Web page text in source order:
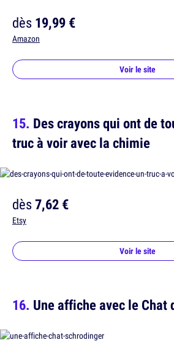
dès19,99 €
Amazon
Voir le site
Des crayons qui ont de
truc à voir avec la chimie
dès7,62 €
Etsy
Voir le site
Une affiche avec le Chat